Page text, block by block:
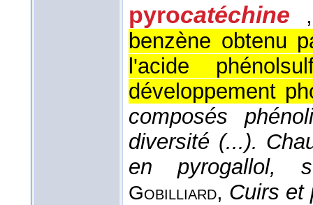
pyrocatéchine
benzène obtenu
l'acide
développement
composés
diversité (...).
en pyrogallol,
Gobilliard, Cuirs et